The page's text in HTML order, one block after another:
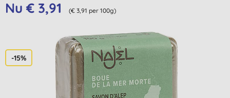
Nu € 3,91 (€ 3,91 per 100g)
-15%